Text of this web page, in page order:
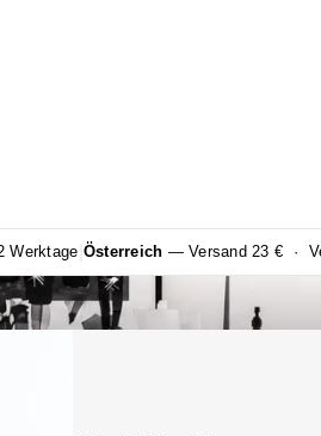
Werktage Österreich — Versand 23 € ·